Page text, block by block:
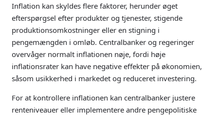
Inflation kan skyldes flere faktorer, herunder øget
efterspørgsel efter produkter og tjenester, stigende
produktionsomkostninger eller en stigning i
pengemængden i omløb. Centralbanker og regeringer
overvåger normalt inflationen nøje, fordi høje
inflationsrater kan have negative effekter på økonomien,
såsom usikkerhed i markedet og reduceret investering.
For at kontrollere inflationen kan centralbanker justere
renteniveauer eller implementere andre pengepolitiske